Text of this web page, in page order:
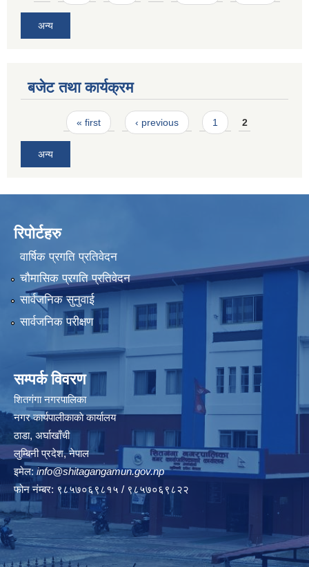
अन्य
बजेट तथा कार्यक्रम
Pages« first ‹ previous 1 2
अन्य
रिपोर्टहरु
वार्षिक प्रगति प्रतिवेदन
चौमासिक प्रगति प्रतिवेदन
सार्वजनिक सुनुवाई
सार्वजनिक परीक्षण
सम्पर्क विवरण
शितगंगा नगरपालिका
नगर कार्यपालीकाकाे कार्यालय
ठाडा, अर्घाखाँची
लुम्बिनी प्रदेश, नेपाल
इमेल: info@shitagangamun.gov.np
फोन नंम्बर: ९८५७०६९८१५ / ९८५७०६९८२२